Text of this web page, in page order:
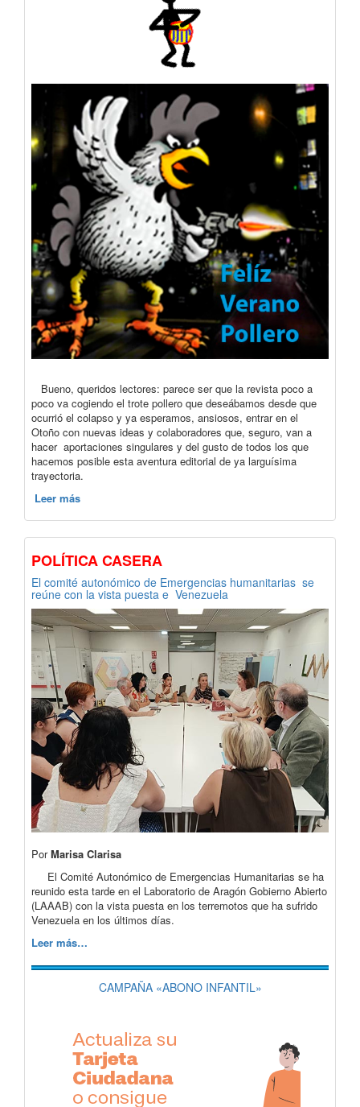
Bueno, queridos lectores: parece ser que la revista poco a
poco va cogiendo el trote pollero que deseábamos desde que
ocurrió el colapso y ya esperamos, ansiosos, entrar en el
Otoño con nuevas ideas y colaboradores que, seguro, van a
hacer aportaciones singulares y del gusto de todos los que
hacemos posible esta aventura editorial de ya larguísima
trayectoria.
Leer más
POLÍTICA CASERA
El comité autonómico de Emergencias humanitarias se
reúne con la vista puesta e Venezuela
PorMarisa Clarisa
El Comité Autonómico de Emergencias Humanitarias se ha
reunido esta tarde en el Laboratorio de Aragón Gobierno Abierto
(LAAAB) con la vista puesta en los terremotos que ha sufrido
Venezuela en los últimos días.
Leer más…
CAMPAÑA «ABONO INFANTIL»